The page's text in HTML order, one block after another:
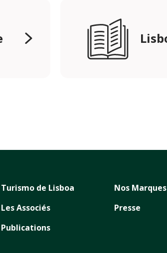
Turismo de Lisboa
Les Associés
Publications
Nos Marques
Presse